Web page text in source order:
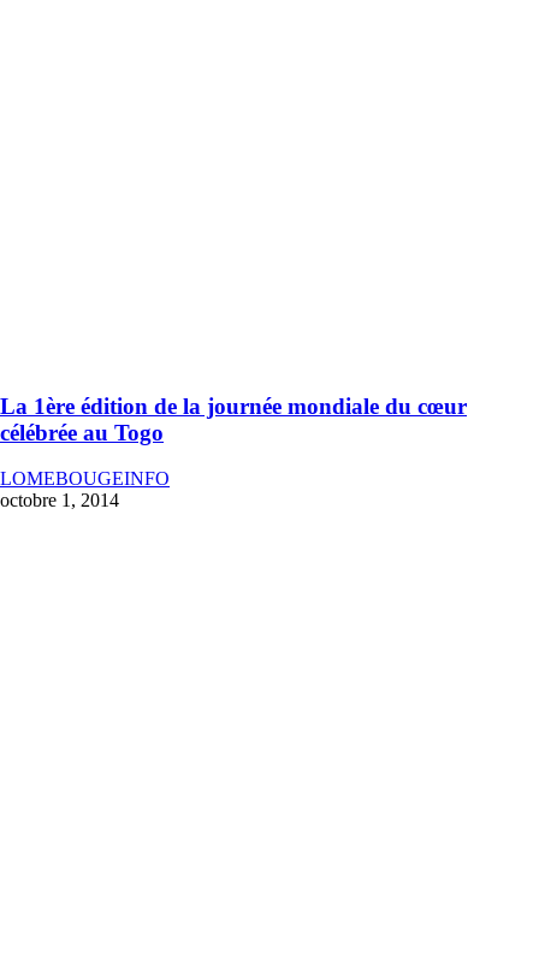
La 1ère édition de la journée mondiale du cœur
célébrée au Togo
LOMEBOUGEINFO
octobre 1, 2014